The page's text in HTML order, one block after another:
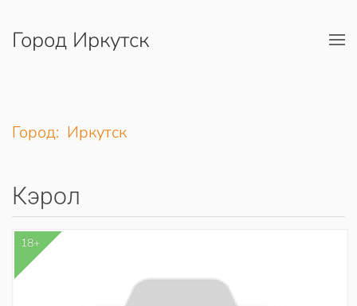
Перейти к содержимому
Город Иркутск
Город: Иркутск
Кэрол
18+